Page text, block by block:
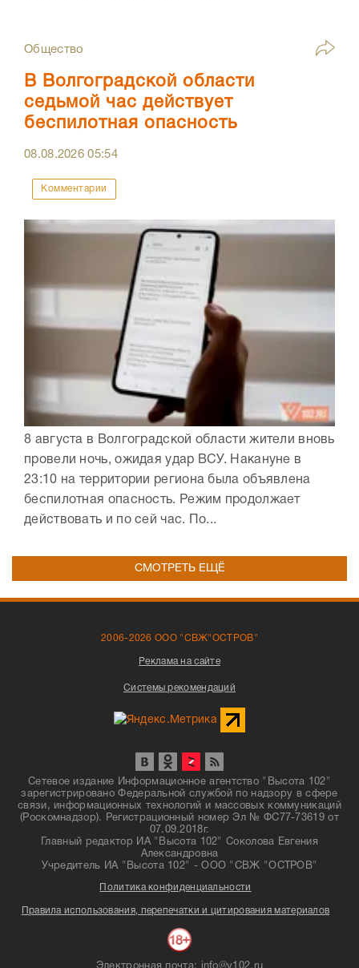
Общество
В Волгоградской области
седьмой час действует
беспилотная опасность
08.08.202605:54
Комментарии
8 августа в Волгоградской области жители вновь
провели ночь, ожидая удар ВСУ. Накануне в
23:10 на территории региона была объявлена
беспилотная опасность. Режим продолжает
действовать и по сей час. По...
СМОТРЕТЬ ЕЩЁ
2006-2026 ООО "СВЖ"ОСТРОВ"
Реклама на сайте
Системы рекомендаций
Сетевое издание Информационное агентство "Высота 102"
зарегистрировано Федеральной службой по надзору в сфере
связи, информационных технологий и массовых коммуникаций
(Роскомнадзор). Регистрационный номер Эл № ФС77-73619 от
07.09.2018г.
Главный редактор ИА "Высота 102" Соколова Евгения
Александровна
Учредитель ИА "Высота 102" - ООО "СВЖ "ОСТРОВ"
Политика конфиденциальности
Правила использования, перепечатки и цитирования материалов